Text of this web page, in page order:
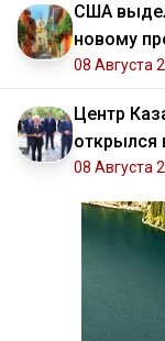
США
новому
08 Августа
Центр
открылся
08 Августа